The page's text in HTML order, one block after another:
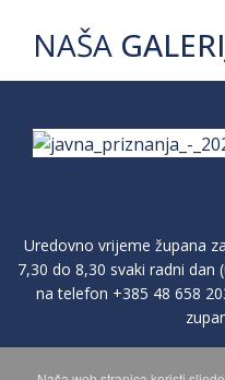
NAŠA
Uredovno vrijeme župana
7,30 do 8,30 svaki radni
na telefon +385 48 658